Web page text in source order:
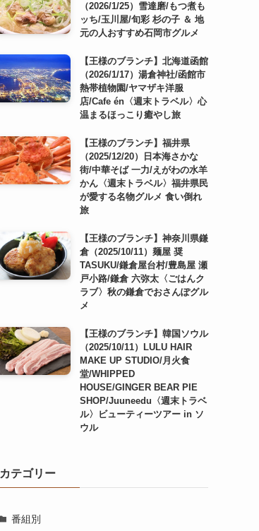
（2026/1/25）雪達磨/もつ煮も
ッち/玉川屋/旬彩 杉の子 ＆ 地
元の人おすすめ石岡市グルメ
【王様のブランチ】北海道函館
（2026/1/17）湯倉神社/函館市
熱帯植物園/ヤマザキ洋服
店/Cafe én〈週末トラベル〉心
温まるほっこり癒やし旅
【王様のブランチ】福井県
（2025/12/20）日本海さかな
街/中華そば 一力/えがわの水羊
かん〈週末トラベル〉福井県民
が愛する名物グルメ 食い倒れ
旅
【王様のブランチ】神奈川県鎌
倉（2025/10/11）麺屋 奨
TASUKU/鎌倉屋台村/豊島屋 瀬
戸小路/鎌倉 六弥太〈ごはんク
ラブ〉秋の鎌倉でおさんぽグル
メ
【王様のブランチ】韓国ソウル
（2025/10/11）LULU HAIR
MAKE UP STUDIO/月火食
堂/WHIPPED
HOUSE/GINGER BEAR PIE
SHOP/Juuneedu〈週末トラベ
ル〉ビューティーツアー in ソ
ウル
カテゴリー
番組別